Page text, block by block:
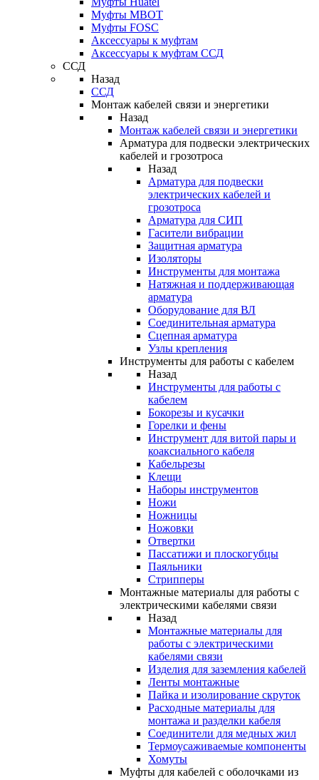
Муфты МВОТ
Муфты FOSC
Аксессуары к муфтам
Аксессуары к муфтам ССД
ССД
Назад
ССД
Монтаж кабелей связи и энергетики
Назад
Монтаж кабелей связи и энергетики
Арматура для подвески электрических
кабелей и грозотроса
Назад
Арматура для подвески
электрических кабелей и
грозотроса
Арматура для СИП
Гасители вибрации
Защитная арматура
Изоляторы
Инструменты для монтажа
Натяжная и поддерживающая
арматура
Оборудование для ВЛ
Соединительная арматура
Сцепная арматура
Узлы крепления
Инструменты для работы с кабелем
Назад
Инструменты для работы с
кабелем
Бокорезы и кусачки
Горелки и фены
Инструмент для витой пары и
коаксиального кабеля
Кабельрезы
Клещи
Наборы инструментов
Ножи
Ножницы
Ножовки
Отвертки
Пассатижи и плоскогубцы
Паяльники
Стрипперы
Монтажные материалы для работы с
электрическими кабелями связи
Назад
Монтажные материалы для
работы с электрическими
кабелями связи
Изделия для заземления кабелей
Ленты монтажные
Пайка и изолирование скруток
Расходные материалы для
монтажа и разделки кабеля
Соединители для медных жил
Термоусаживаемые компоненты
Хомуты
Муфты для кабелей с оболочками из